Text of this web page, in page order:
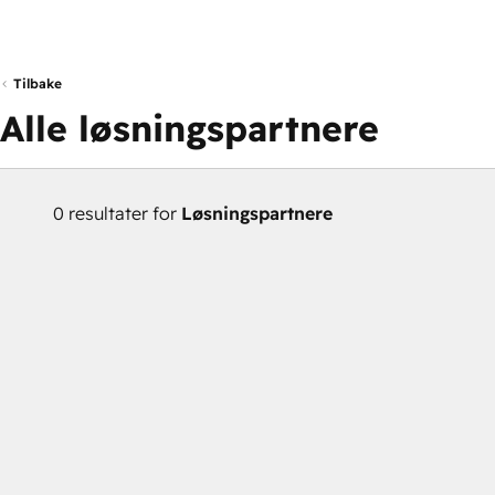
Tilbake
Alle løsningspartnere
0 resultater for Løsningspartnere